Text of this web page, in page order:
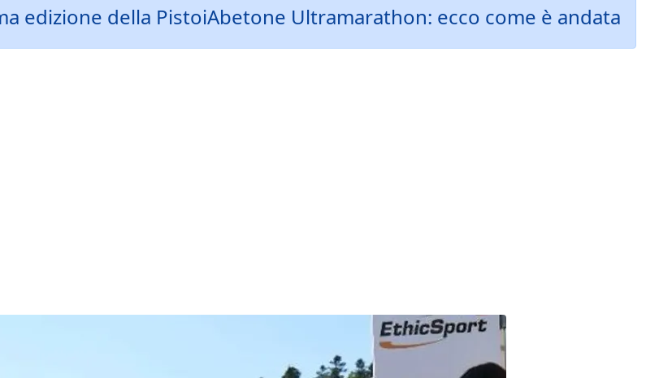
edizione della PistoiAbetone Ultramarathon: ecco come è andata